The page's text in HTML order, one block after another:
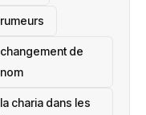
rumeurs
changement de
nom
la charia dans les